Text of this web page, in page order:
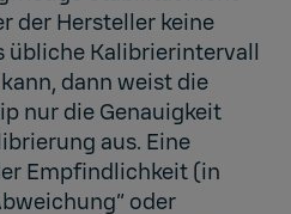
der Hersteller keine
übliche Kalibrierintervall
dann weist die
nur die Genauigkeit
aus. Eine
Empfindlichkeit (in
oder